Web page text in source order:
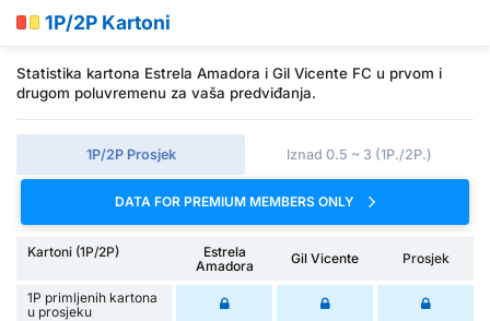
1P/2P Kartoni
Statistika kartona Estrela Amadora i Gil Vicente FC u prvom i
drugom poluvremenu za vaša predviđanja.
1P/2P Prosjek Iznad 0.5 ~ 3 (1P./2P.)
DATA FOR PREMIUM MEMBERS ONLY
Kartoni (1P/2P)
Estrela
Amadora
Gil Vicente Prosjek
1P primljenih kartona
u prosjeku